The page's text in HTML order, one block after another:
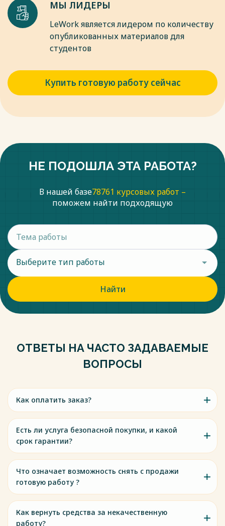
МЫ ЛИДЕРЫ
LeWork является лидером по количеству
опубликованных материалов для
студентов
Купить готовую работу сейчас
НЕ ПОДОШЛА ЭТА РАБОТА?
В нашей базе78761 курсовых работ –
поможем найти подходящую
Выберите тип работы
Найти
ОТВЕТЫ НА ЧАСТО ЗАДАВАЕМЫЕ
ВОПРОСЫ
Как оплатить заказ?
Есть ли услуга безопасной покупки, и какой
срок гарантии?
Что означает возможность снять с продажи
готовую работу ?
Как вернуть средства за некачественную
работу?